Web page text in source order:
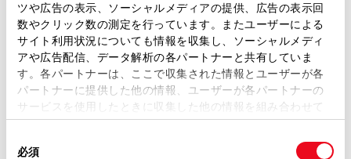
ツや広告の表示、ソーシャルメディアの提供、広告の表示回
数やクリック数の測定を行っています。またユーザーによる
サイト利用状況についても情報を収集し、ソーシャルメディ
アや広告配信、データ解析の各パートナーと共有していま
す。各パートナーは、ここで収集された情報とユーザーが各
パートナーに提供した他の情報、ユーザーが各パートナーの
サービスを使用したときに収集した他の情報を組み合わせて
使用することがあります。当ウェブサイトの使用を続行する
必須
正常に取得できませんでした。
詳しくは販売店までお問合せくださ
い。
（2-7-4）